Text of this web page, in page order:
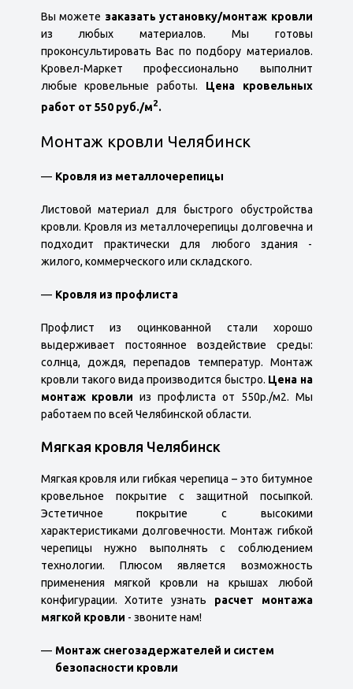
Вы можете заказать установку/монтаж кровли
из любых материалов. Мы готовы
проконсультировать Вас по подбору материалов.
Кровел-Маркет профессионально выполнит
любые кровельные работы. Цена кровельных
работ от 550 руб./м2.
Монтаж кровли Челябинск
Кровля из металлочерепицы
Листовой материал для быстрого обустройства
кровли. Кровля из металлочерепицы долговечна и
подходит практически для любого здания -
жилого, коммерческого или складского.
Кровля из профлиста
Профлист из оцинкованной стали хорошо
выдерживает постоянное воздействие среды:
солнца, дождя, перепадов температур. Монтаж
кровли такого вида производится быстро. Цена на
монтаж кровли из профлиста от 550р./м2. Мы
работаем по всей Челябинской области.
Мягкая кровля Челябинск
Мягкая кровля или гибкая черепица – это битумное
кровельное покрытие с защитной посыпкой.
Эстетичное покрытие с высокими
характеристиками долговечности. Монтаж гибкой
черепицы нужно выполнять с соблюдением
технологии. Плюсом является возможность
применения мягкой кровли на крышах любой
конфигурации. Хотите узнать расчет монтажа
мягкой кровли - звоните нам!
Монтаж снегозадержателей и систем
безопасности кровли